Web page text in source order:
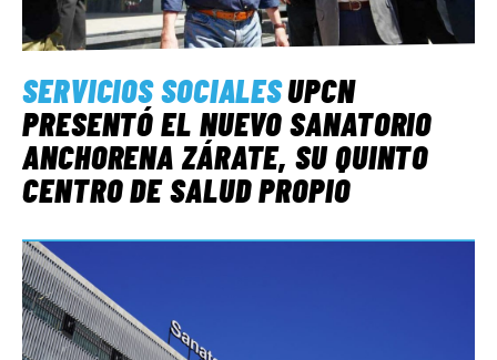
SERVICIOS SOCIALESUPCN
PRESENTÓ EL NUEVO SANATORIO
ANCHORENA ZÁRATE, SU QUINTO
CENTRO DE SALUD PROPIO